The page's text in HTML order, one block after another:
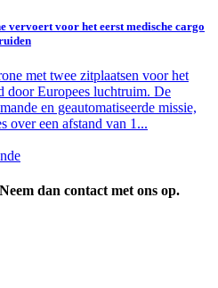
vervoert voor het eerst medische cargo
met twee zitplaatsen voor het
door Europees luchtruim. De
en geautomatiseerde missie,
over een afstand van 1...
dan contact met ons op.